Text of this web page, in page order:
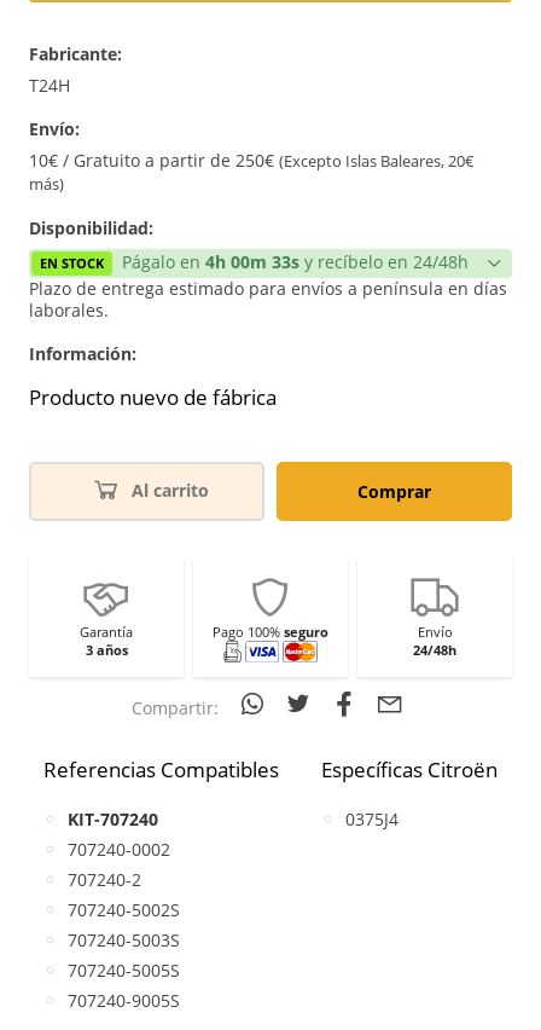
Fabricante:
T24H
Envío:
10€ / Gratuito a partir de 250€ (Excepto Islas Baleares, 20€
más)
Disponibilidad:
EN STOCK Págalo en 4h 00m 33s y recíbelo en 24/48h
Plazo de entrega estimado para envíos a península en días
laborales.
Información:
Producto nuevo de fábrica
Al carrito Comprar
Garantía
3 años
Pago 100% seguro
Envío
24/48h
Compartir:
Referencias Compatibles
KIT-707240
707240-0002
707240-2
707240-5002S
707240-5003S
707240-5005S
707240-9005S
Específicas Citroën
0375J4